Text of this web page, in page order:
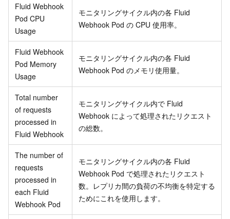
Fluid Webhook
Pod CPU
Usage
モニタリングサイクル内の各 Fluid
Webhook Pod の CPU 使用率。
Fluid Webhook
Pod Memory
Usage
モニタリングサイクル内の各 Fluid
Webhook Pod のメモリ使用量。
Total number
of requests
processed in
Fluid Webhook
モニタリングサイクル内で Fluid
Webhook によって処理されたリクエスト
の総数。
The number of
requests
processed in
each Fluid
Webhook Pod
モニタリングサイクル内の各 Fluid
Webhook Pod で処理されたリクエスト
数。レプリカ間の負荷の不均衡を特定する
ためにこれを使用します。